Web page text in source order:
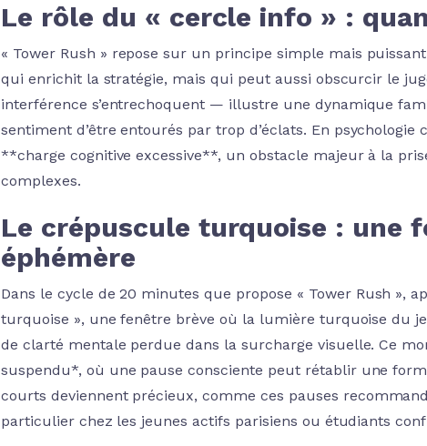
Le rôle du « cercle info » :
« Tower Rush » repose sur un principe simple mais
qui enrichit la stratégie, mais qui peut aussi obscurcir le
interférence s’entrechoquent — illustre une dynamique
sentiment d’être entourés par trop d’éclats. En
**charge cognitive excessive**, un obstacle majeur à la
complexes.
Le crépuscule turquoise : une
éphémère
Dans le cycle de 20 minutes que propose « Tower Rush »,
turquoise », une fenêtre brève où la lumière turquoise du
de clarté mentale perdue dans la surcharge visuelle. Ce
suspendu*, où une pause consciente peut rétablir une
courts deviennent précieux, comme ces pauses
particulier chez les jeunes actifs parisiens ou étudiants